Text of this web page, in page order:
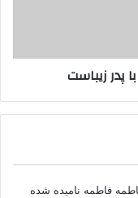
پدر زیباست